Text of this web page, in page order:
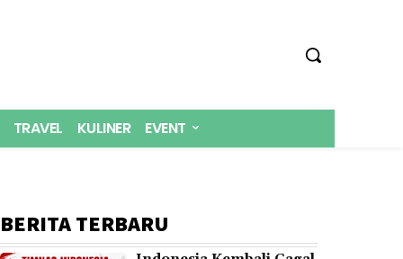
TRAVEL KULINER EVENT
BERITA TERBARU